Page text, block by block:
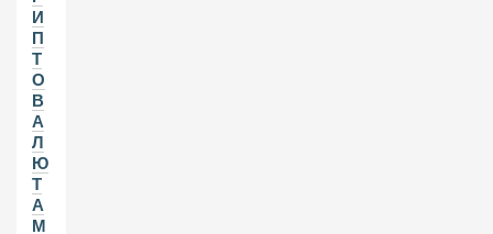
И
П
Т
О
В
А
Л
Ю
Т
А
М